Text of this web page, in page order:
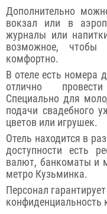
Дополнительно
вокзал или в
журналы или
возможное, чтобы
комфортно.
В отеле есть
отлично
Специально для
подачи свадебного
цветов или игрушек.
Отель находится в
доступности есть
валют, банкоматы и
метро Кузьминка.
Персонал